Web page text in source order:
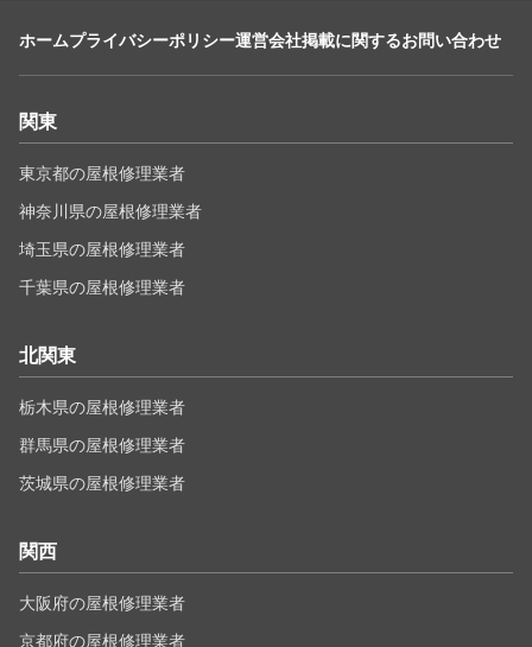
ホームプライバシーポリシー運営会社掲載に関するお問い合わせ
関東
東京都の屋根修理業者
神奈川県の屋根修理業者
埼玉県の屋根修理業者
千葉県の屋根修理業者
北関東
栃木県の屋根修理業者
群馬県の屋根修理業者
茨城県の屋根修理業者
関西
大阪府の屋根修理業者
京都府の屋根修理業者